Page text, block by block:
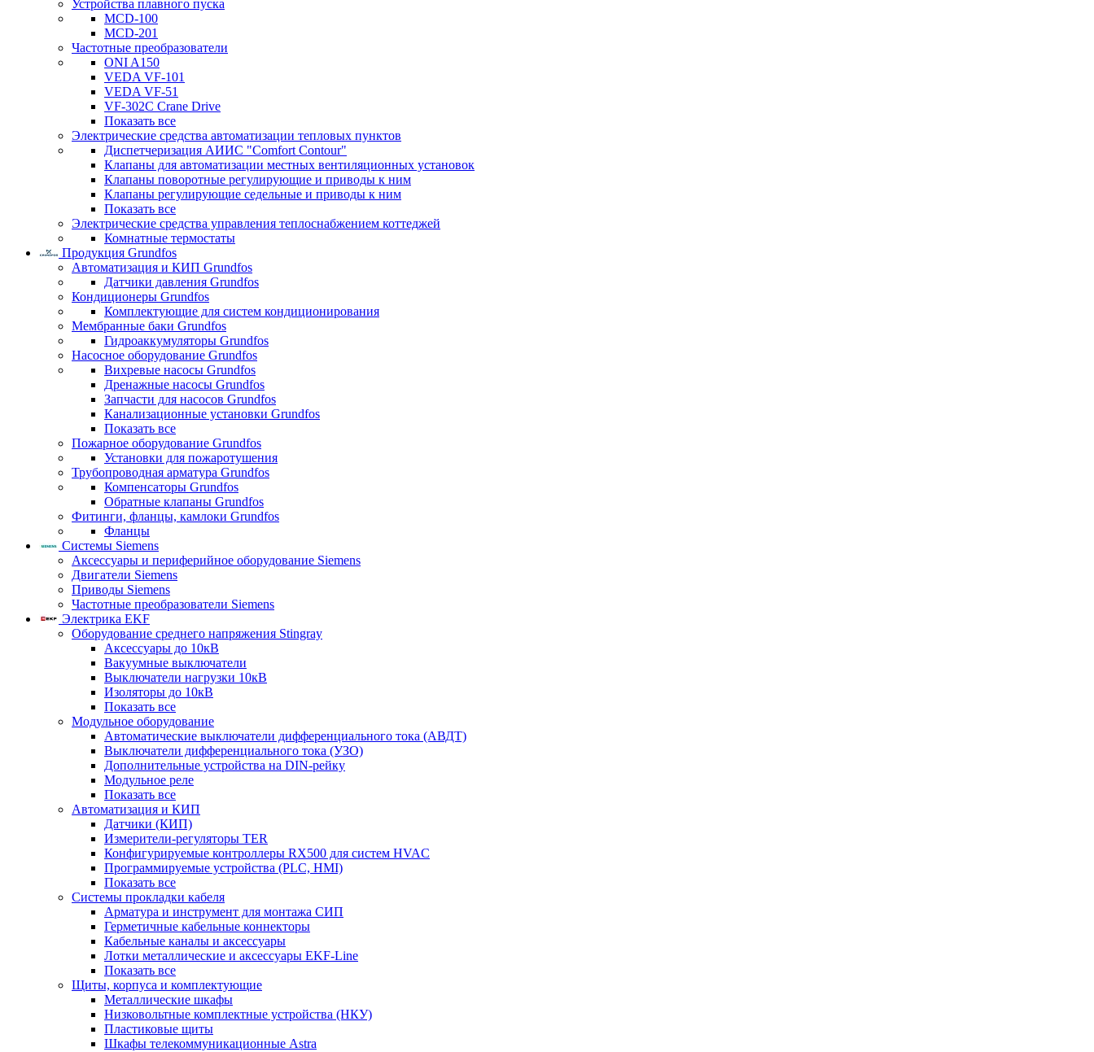
Устройства плавного пуска
MCD-100
MCD-201
Частотные преобразователи
ONI A150
VEDA VF-101
VEDA VF-51
VF-302C Crane Drive
Показать все
Электрические средства автоматизации тепловых пунктов
Диспетчеризация АИИС "Comfort Contour"
Клапаны для автоматизации местных вентиляционных установок
Клапаны поворотные регулирующие и приводы к ним
Клапаны регулирующие седельные и приводы к ним
Показать все
Электрические средства управления теплоснабжением коттеджей
Комнатные термостаты
Продукция Grundfos
Автоматизация и КИП Grundfos
Датчики давления Grundfos
Кондиционеры Grundfos
Комплектующие для систем кондиционирования
Мембранные баки Grundfos
Гидроаккумуляторы Grundfos
Насосное оборудование Grundfos
Вихревые насосы Grundfos
Дренажные насосы Grundfos
Запчасти для насосов Grundfos
Канализационные установки Grundfos
Показать все
Пожарное оборудование Grundfos
Установки для пожаротушения
Трубопроводная арматура Grundfos
Компенсаторы Grundfos
Обратные клапаны Grundfos
Фитинги, фланцы, камлоки Grundfos
Фланцы
Системы Siemens
Аксессуары и периферийное оборудование Siemens
Двигатели Siemens
Приводы Siemens
Частотные преобразователи Siemens
Электрика EKF
Оборудование среднего напряжения Stingray
Аксессуары до 10кВ
Вакуумные выключатели
Выключатели нагрузки 10кВ
Изоляторы до 10кВ
Показать все
Модульное оборудование
Автоматические выключатели дифференциального тока (АВДТ)
Выключатели дифференциального тока (УЗО)
Дополнительные устройства на DIN-рейку
Модульное реле
Показать все
Автоматизация и КИП
Датчики (КИП)
Измерители-регуляторы TER
Конфигурируемые контроллеры RX500 для систем HVAC
Программируемые устройства (PLC, HMI)
Показать все
Системы прокладки кабеля
Арматура и инструмент для монтажа СИП
Герметичные кабельные коннекторы
Кабельные каналы и аксессуары
Лотки металлические и аксессуары EKF-Line
Показать все
Щиты, корпуса и комплектующие
Металлические шкафы
Низковольтные комплектные устройства (НКУ)
Пластиковые щиты
Шкафы телекоммуникационные Astra